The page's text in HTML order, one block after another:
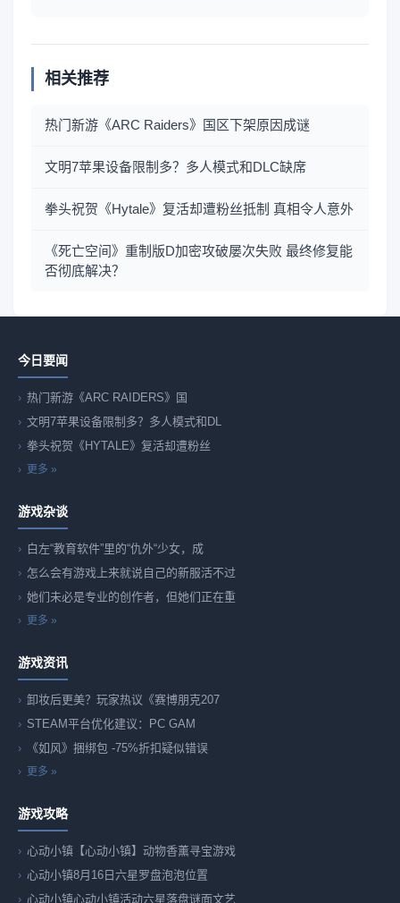
相关推荐
热门新游《ARC Raiders》国区下架原因成谜
文明7苹果设备限制多？多人模式和DLC缺席
拳头祝贺《Hytale》复活却遭粉丝抵制 真相令人意外
《死亡空间》重制版D加密攻破屡次失败 最终修复能
否彻底解决？
今日要闻
热门新游《ARC RAIDERS》国
文明7苹果设备限制多？多人模式和DL
拳头祝贺《HYTALE》复活却遭粉丝
更多 »
游戏杂谈
白左“教育软件”里的“仇外“少女，成
怎么会有游戏上来就说自己的新服活不过
她们未必是专业的创作者，但她们正在重
更多 »
游戏资讯
卸妆后更美？玩家热议《赛博朋克207
STEAM平台优化建议：PC GAM
《如风》捆绑包 -75%折扣疑似错误
更多 »
游戏攻略
心动小镇【心动小镇】动物香薰寻宝游戏
心动小镇8月16日六星罗盘泡泡位置
心动小镇心动小镇活动六星落盘谜面文艺